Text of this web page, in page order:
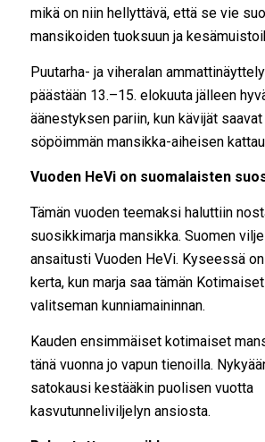
mikä on niin hellyttävä, että se vie
mansikoiden tuoksuun ja
Puutarha- ja viheralan
päästään 13.–15. elokuuta jälleen
äänestyksen pariin, kun kävijät
söpöimmän mansikka-aiheisen
Vuoden HeVi on suomalaisten
Tämän vuoden teemaksi haluttiin
suosikkimarja mansikka. Suomen
ansaitusti Vuoden HeVi. Kyseessä
kerta, kun marja saa tämän
valitseman kunniamaininnan.
Kauden ensimmäiset kotimaiset
tänä vuonna jo vapun tienoilla.
satokausi kestääkin puolisen vuotta
kasvutunneliviljelyn ansiosta.